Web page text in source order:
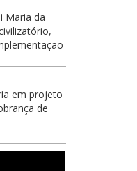
Maria da
em projeto
de